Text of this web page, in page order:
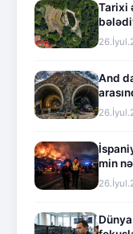
Tarixi
And
min